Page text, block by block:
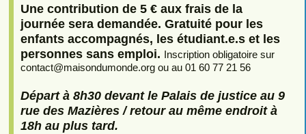
Une contribution de 5 € aux frais de la
journée sera demandée. Gratuité pour les
enfants accompagnés, les étudiant.e.s et les
personnes sans emploi. Inscription obligatoire sur
contact@maisondumonde.org ou au 01 60 77 21 56
Départ à 8h30 devant le Palais de justice au 9
rue des Mazières / retour au même endroit à
18h au plus tard.